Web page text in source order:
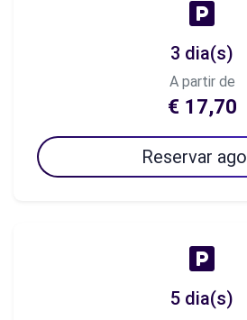
3 dia(s)
A partir de
€ 17,70
Reservar
5 dia(s)